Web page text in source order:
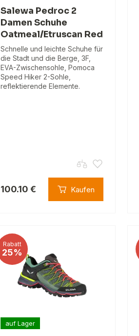
Salewa Pedroc 2
Damen Schuhe
Oatmeal/Etruscan Red
Schnelle und leichte Schuhe für
die Stadt und die Berge, 3F,
EVA-Zwischensohle, Pomoca
Speed Hiker 2-Sohle,
reflektierende Elemente.
100.10 € Kaufen
Rabatt
25%
auf Lager